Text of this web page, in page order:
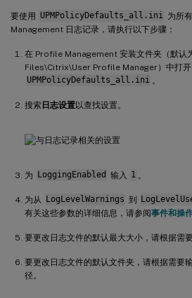
要使用 UPMPolicyDefaults_all.ini 为所
Management 日志记录，请执行以下步骤：
在 Profile Management 安装文件夹（默认
Files\Citrix\User Profile Manager）中打开
UPMPolicyDefaults_all.ini 。
搜索日志设置以查找设置。
为 LoggingEnabled 输入 1 。
为从 LogLevelWarnings 到
有关这些参数的详细信息，请参阅事件和操
要更改日志文件的默认最大大小，请根据需
要更改日志文件的默认文件夹，请根据需要
径。